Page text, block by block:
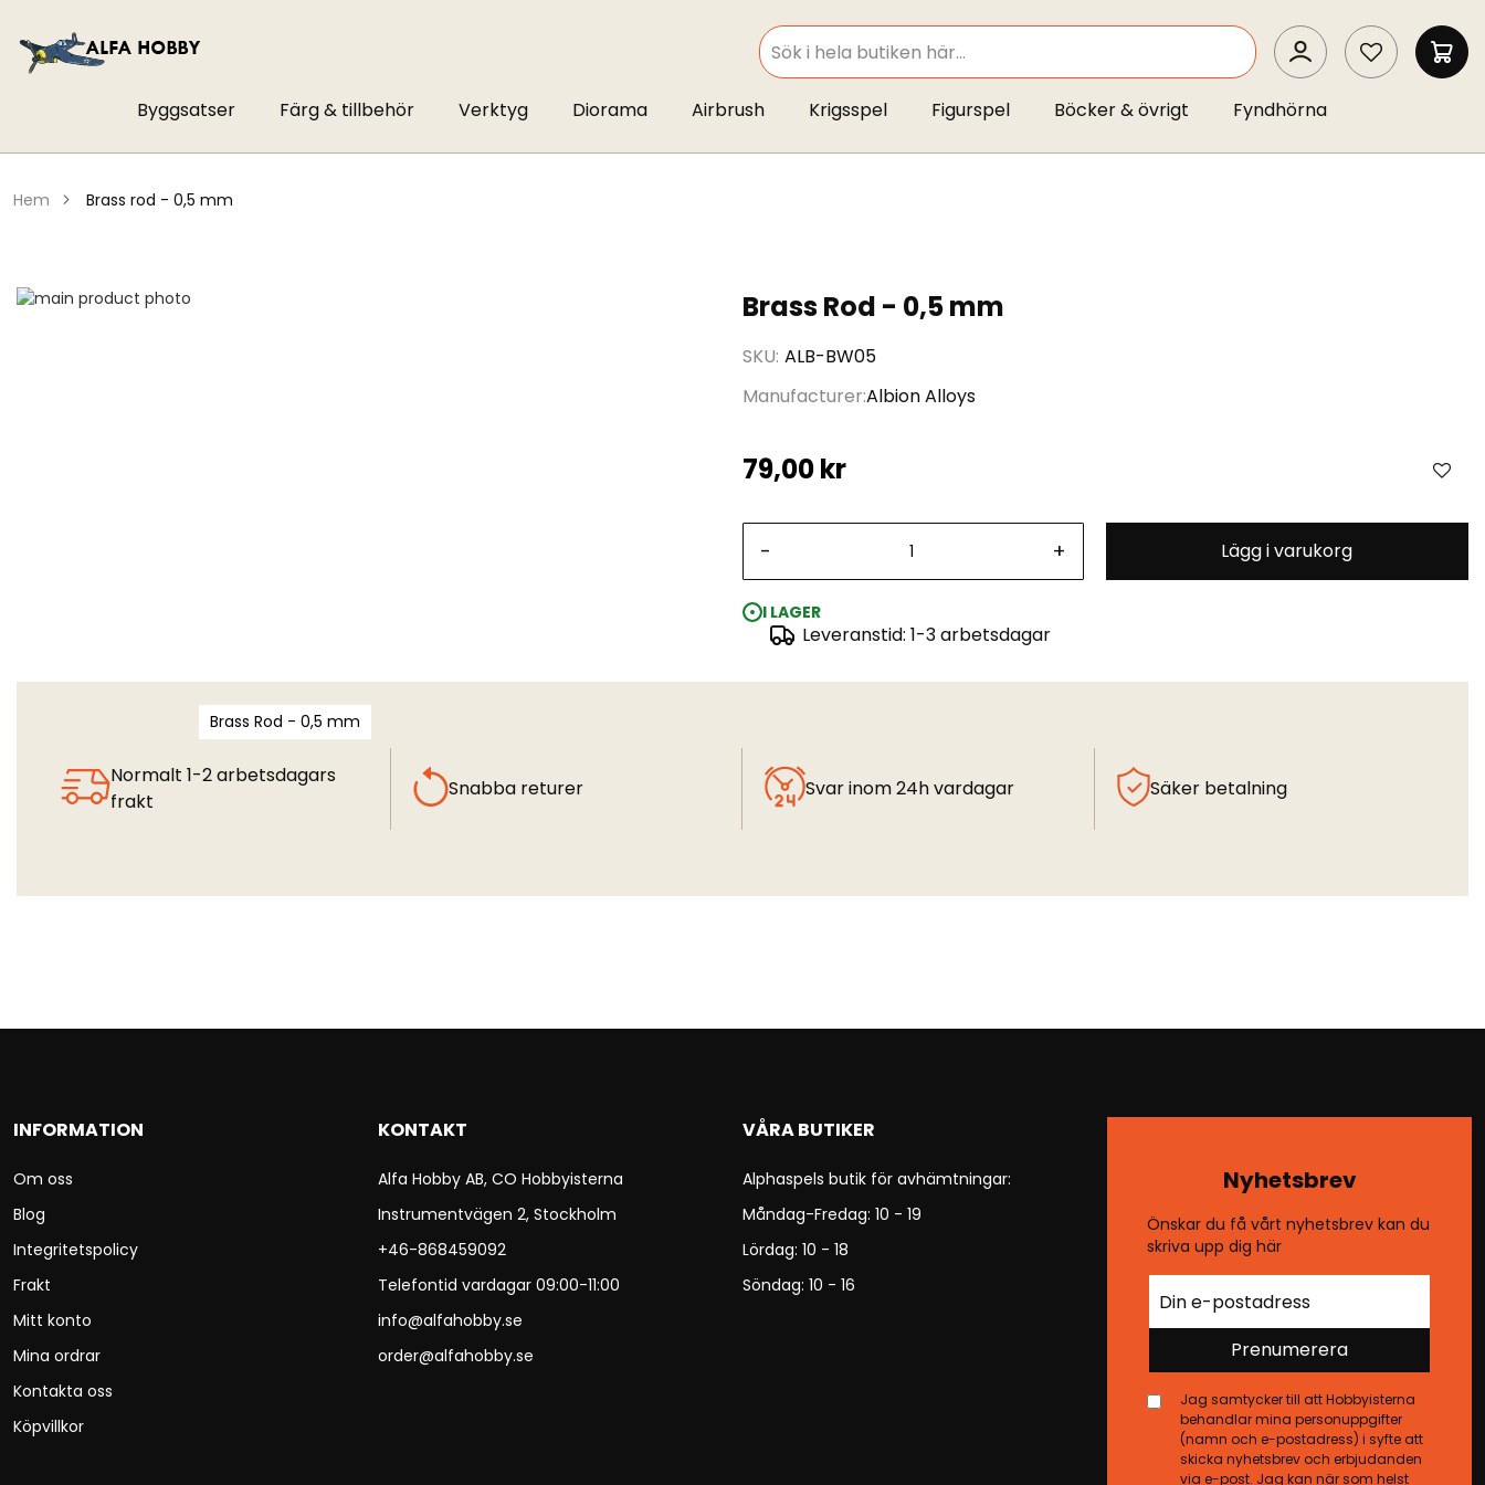
SEARCH
SEARCH
MIN
Byggsatser Färg & tillbehör Verktyg Diorama Airbrush Krigsspel Figurspel Böcker & övrigt Fyndhörna
hem brass rod - 0,5 mm
Brass Rod - 0,5 mm
SKU ALB-BW05
ManufacturerAlbion Alloys
79,00 kr
- + Lägg i varukorg
I LAGER
Leveranstid: 1-3 arbetsdagar
Hoppa
Brass Rod - 0,5 mm
Normalt 1-2 arbetsdagars
frakt
Snabba returer Svar inom 24h vardagar Säker betalning
INFORMATION
Om oss
Blog
Integritetspolicy
Frakt
Mitt konto
Mina ordrar
Kontakta oss
Köpvillkor
KONTAKT
Alfa Hobby AB, CO Hobbyisterna
Instrumentvägen 2, Stockholm
+46-868459092
Telefontid vardagar 09:00-11:00
info@alfahobby.se
order@alfahobby.se
VÅRA BUTIKER
Alphaspels butik för avhämtningar:
Måndag-Fredag: 10 - 19
Lördag: 10 - 18
Söndag: 10 - 16
Nyhetsbrev
Önskar du få vårt nyhetsbrev kan du
skriva upp dig här
Prenumerera
Jag samtycker till att Hobbyisterna
behandlar mina personuppgifter
(namn och e-postadress) i syfte att
skicka nyhetsbrev och erbjudanden
via e-post. Jag kan när som helst